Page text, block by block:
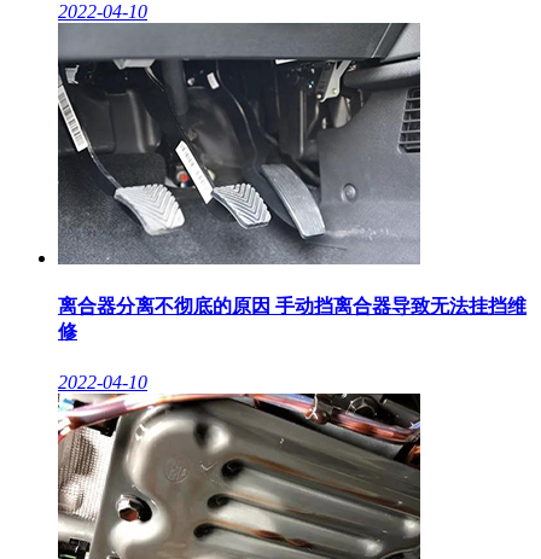
2022-04-10
离合器分离不彻底的原因 手动挡离合器导致无法挂挡维
修
2022-04-10